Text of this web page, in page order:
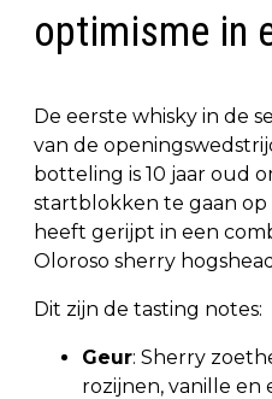
optimisme in
De eerste whisky in de
van de
botteling is 10 jaar oud
startblokken te gaan op
heeft gerijpt in een
Oloroso sherry
Dit zijn de tasting notes:
Geur: Sherry
rozijnen, vanille en